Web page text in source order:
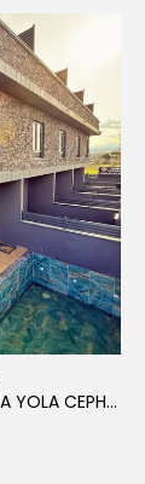
HAVUZLU, TAŞ KONSEPT, ANA YOLA CEPHE, YERDEN ISITMA, LÜKS DİZAYN 4+1 TRİPLEKS VİLLA! KOCAALİ YALI MH